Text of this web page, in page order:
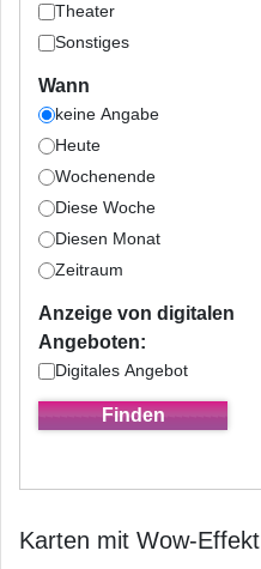
Theater
Sonstiges
Wann
keine Angabe
Heute
Wochenende
Diese Woche
Diesen Monat
Zeitraum
Anzeige von digitalen
Angeboten:
Digitales Angebot
Karten mit Wow-Effekt